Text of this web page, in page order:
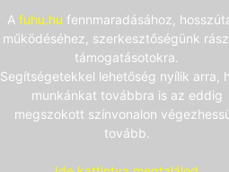
A fuhu.hu fennmaradásához,
működéséhez, szerkesztőségünk
támogatásotokra.
Segítségetekkel lehetőség nyílik arra,
munkánkat továbbra is az eddig
megszokott színvonalon
tovább.